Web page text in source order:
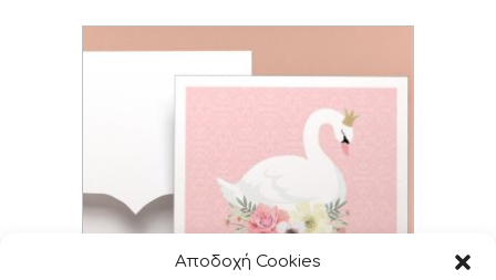
Αποδοχή Cookies